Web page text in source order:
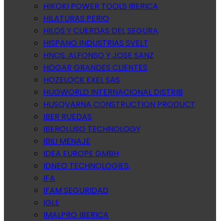
HIKOKI POWER TOOLS IBERICA
HILATURAS PERIO
HILOS Y CUERDAS DEL SEGURA
HISPANO INDUSTRIAS SVELT
HNOS. ALFONSO Y JOSE SANZ
HOGAR GRANDES CLIENTES
HOZELOCK EXEL SAS
HUGWORLD INTERNACIONAL DISTRIB
HUSQVARNA CONSTRUCTION PRODUCT
IBER RUEDAS
IBEROLUSO TECHNOLOGY
IBILI MENAJE
IDEA EUROPE GMBH
IDNEO TECHNOLOGIES.
IFA
IFAM SEGURIDAD
IGLE
IMALPRO IBERICA